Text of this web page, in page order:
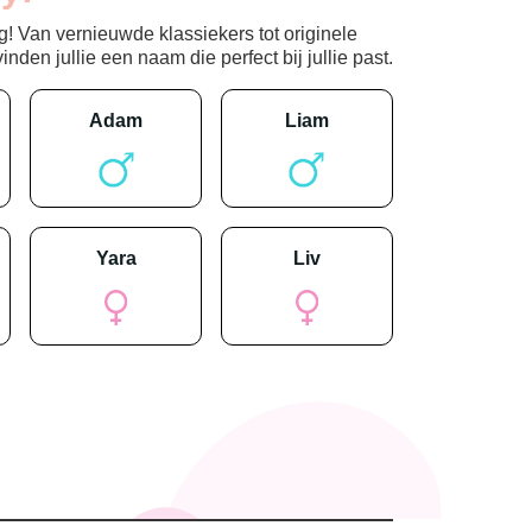
Van vernieuwde klassiekers tot originele
jullie een naam die perfect bij jullie past.
adam liam
yara liv